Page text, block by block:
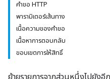
คำขอ HTTP
พารามิเตอร์เส้นทาง
เนื้อความของคำขอ
เนื้อหาการตอบกลับ
ขอบเขตการให้สิทธิ์
ย้ายรายการจากส่วนหนึ่งไปยัง